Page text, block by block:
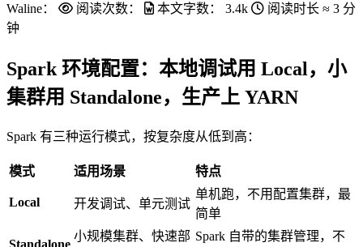
Waline：
阅读次数： 本文字数： 3.4k 阅读时长 ≈ 3 分
钟
Spark 环境配置：本地调试用 Local，小
集群用 Standalone，生产上 YARN
Spark 有三种运行模式，按复杂度从低到高：
模式 适用场景 特点
Local 开发调试、单元测试
单机跑，不用配置集群，最
简单
Standalone
小规模集群、快速部 Spark 自带的集群管理，不